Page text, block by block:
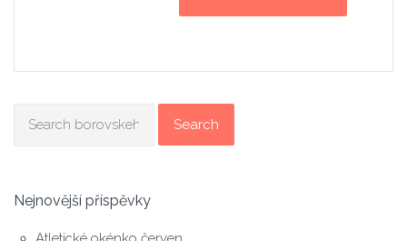
Search
Nejnovější příspěvky